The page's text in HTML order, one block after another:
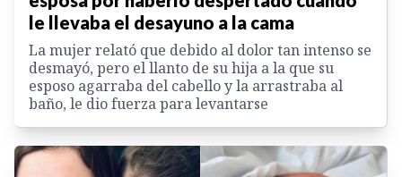
le llevaba el desayuno a la cama
La mujer relató que debido al dolor tan intenso se
desmayó, pero el llanto de su hija a la que su
esposo agarraba del cabello y la arrastraba al
baño, le dio fuerza para levantarse